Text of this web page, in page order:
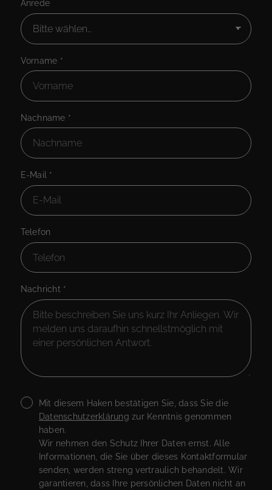
Anrede
Vorname *
Nachname *
E-Mail *
Telefon
Nachricht *
Mit diesem Haken bestätigen Sie, dass Sie die
Datenschutzerklärung zur Kenntnis genommen
haben.
Wir nehmen den Schutz Ihrer Daten ernst. Alle
Informationen, die Sie über dieses Kontaktformular
senden, werden streng vertraulich behandelt. Wir
garantieren, dass Ihre persönlichen Daten nicht an